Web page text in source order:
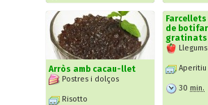
Arròs amb cacau-llet
Postres i dolços
Risotto
de
gratinats
Aperitiu
30 min.